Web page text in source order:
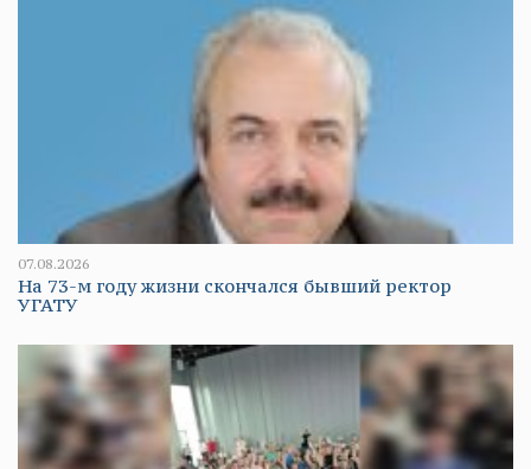
07.08.2026
На 73-м году жизни скончался бывший ректор
УГАТУ